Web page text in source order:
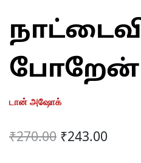
போறேன்
டான் அஷோக்
₹270.00 Original
₹243.00